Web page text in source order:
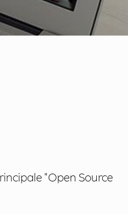
"Open Source